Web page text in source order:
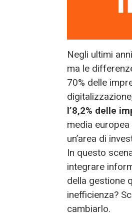
Negli ultimi
ma le
70% delle
l’8,2% delle
media
un’area di
In questo
integrare
della gestione
inefficienza?
cambiarlo.